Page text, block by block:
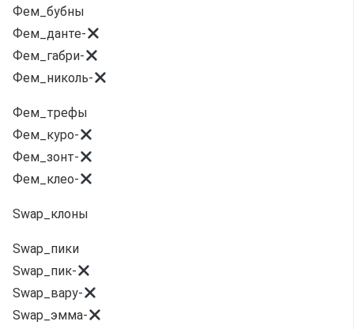
Фем_бубны
Фем_данте-
Фем_габри-
Фем_николь-
Фем_трефы
Фем_куро-
Фем_зонт-
Фем_клео-
Swap_клоны
Swap_пики
Swap_пик-
Swap_вару-
Swap_эмма-